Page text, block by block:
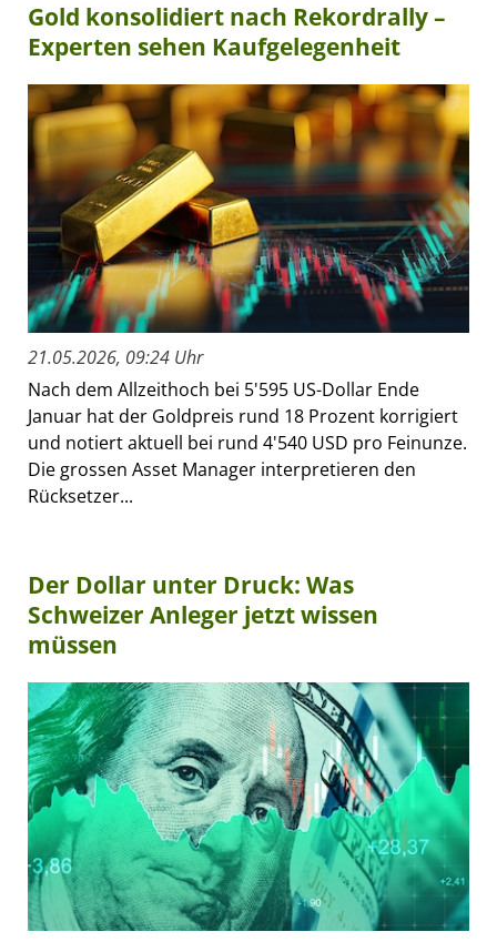
Gold konsolidiert nach Rekordrally –
Experten sehen Kaufgelegenheit
21.05.2026, 09:24 Uhr
Nach dem Allzeithoch bei 5'595 US-Dollar Ende
Januar hat der Goldpreis rund 18 Prozent korrigiert
und notiert aktuell bei rund 4'540 USD pro Feinunze.
Die grossen Asset Manager interpretieren den
Rücksetzer...
Der Dollar unter Druck: Was
Schweizer Anleger jetzt wissen
müssen